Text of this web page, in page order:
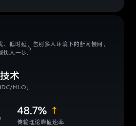
、低时延，告别多人环境下的断网慢 网，
快人一步
10
。
术
MLO」
48.7%
传输理论峰值速率